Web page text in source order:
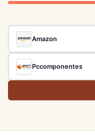
Amazon
Pccomponentes